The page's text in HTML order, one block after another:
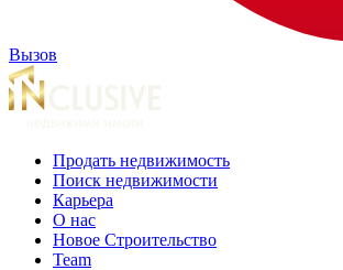
Вызов
Продать недвижимость
Поиск недвижимости
Карьера
О нас
Новое Строительство
Team